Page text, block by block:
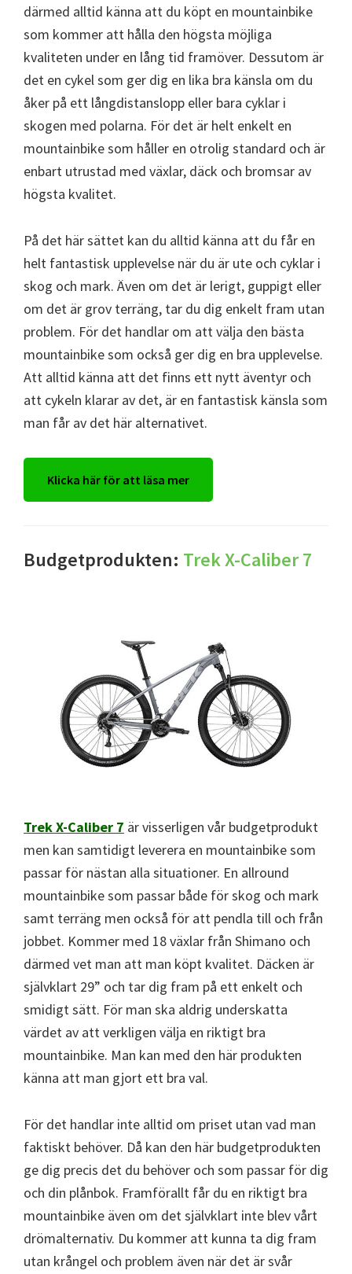
därmed alltid känna att du köpt en mountainbike
som kommer att hålla den högsta möjliga
kvaliteten under en lång tid framöver. Dessutom är
det en cykel som ger dig en lika bra känsla om du
åker på ett långdistanslopp eller bara cyklar i
skogen med polarna. För det är helt enkelt en
mountainbike som håller en otrolig standard och är
enbart utrustad med växlar, däck och bromsar av
högsta kvalitet.
På det här sättet kan du alltid känna att du får en
helt fantastisk upplevelse när du är ute och cyklar i
skog och mark. Även om det är lerigt, guppigt eller
om det är grov terräng, tar du dig enkelt fram utan
problem. För det handlar om att välja den bästa
mountainbike som också ger dig en bra upplevelse.
Att alltid känna att det finns ett nytt äventyr och
att cykeln klarar av det, är en fantastisk känsla som
man får av det här alternativet.
Klicka här för att läsa mer
Budgetprodukten: Trek X-Caliber 7
Trek X-Caliber 7 är visserligen vår budgetprodukt
men kan samtidigt leverera en mountainbike som
passar för nästan alla situationer. En allround
mountainbike som passar både för skog och mark
samt terräng men också för att pendla till och från
jobbet. Kommer med 18 växlar från Shimano och
därmed vet man att man köpt kvalitet. Däcken är
självklart 29” och tar dig fram på ett enkelt och
smidigt sätt. För man ska aldrig underskatta
värdet av att verkligen välja en riktigt bra
mountainbike. Man kan med den här produkten
känna att man gjort ett bra val.
För det handlar inte alltid om priset utan vad man
faktiskt behöver. Då kan den här budgetprodukten
ge dig precis det du behöver och som passar för dig
och din plånbok. Framförallt får du en riktigt bra
mountainbike även om det självklart inte blev vårt
drömalternativ. Du kommer att kunna ta dig fram
utan krångel och problem även när det är svår